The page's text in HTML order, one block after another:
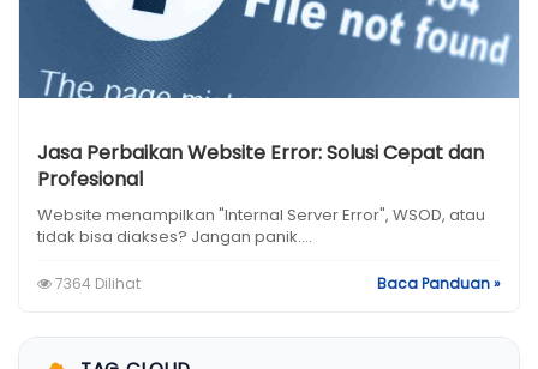
Jasa Perbaikan Website Error: Solusi Cepat dan
Profesional
Website menampilkan "Internal Server Error", WSOD, atau
tidak bisa diakses? Jangan panik....
7364 Dilihat Baca Panduan »